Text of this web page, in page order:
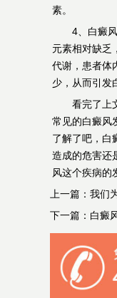
素。
4、白癜风
元素相对缺乏
代谢，患者体
少，从而引发
看完了上文
常见的白癜风
了解了吧，白
造成的危害还
风这个疾病的
上一篇：我们
下一篇： 白癜